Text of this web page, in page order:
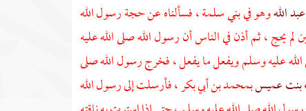
اللهوهو فيبني سلمة، فسألناه عن حجة رسول الله
لم يحج ، ثم أذن في الناس أن رسول الله صلى الله عليه
عليه وسلم ويفعل ما يفعل ، فخرج رسول الله صلى
بنت عميسبمحمد بن أبي بكر، فأرسلت إلى رسول الله